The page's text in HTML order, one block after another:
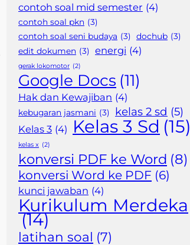
contoh soal mid semester (4)
contoh soal pkn (3)
contoh soal seni budaya (3) dochub (3)
edit dokumen (3) energi (4)
gerak lokomotor (2)
Google Docs (11)
Hak dan Kewajiban (4)
kebugaran jasmani (3) kelas 2 sd (5)
Kelas 3 (4) Kelas 3 Sd (15)
kelas x (2)
konversi PDF ke Word (8)
konversi Word ke PDF (6)
kunci jawaban (4)
Kurikulum Merdeka
(14)
latihan soal (7)